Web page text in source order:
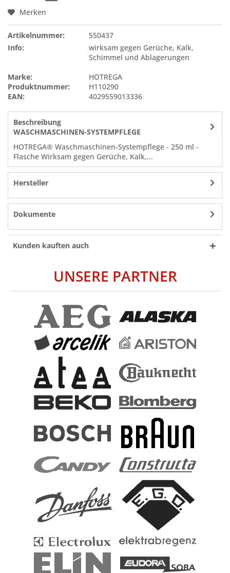
Merken
Artikelnummer:
550437
Info:
wirksam gegen Gerüche, Kalk,
Schimmel und Ablagerungen
Marke:
HOTREGA
Produktnummer:
H110290
EAN:
4029559013336
Beschreibung
WASCHMASCHINEN-SYSTEMPFLEGE
HOTREGA® Waschmaschinen-Systempflege - 250 ml -
Flasche Wirksam gegen Gerüche, Kalk,...
Hersteller
Dokumente
Kunden kauften auch
UNSERE PARTNER